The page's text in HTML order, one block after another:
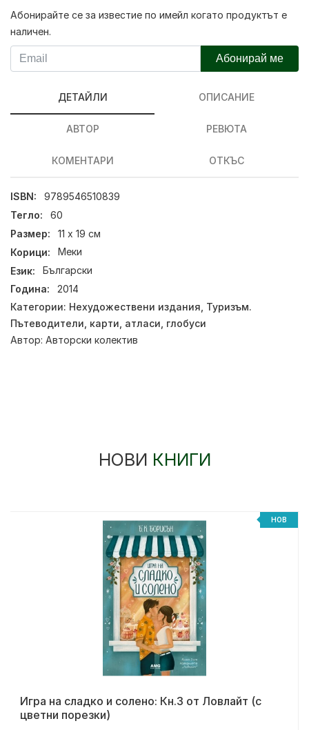
Абонирайте се за известие по имейл когато продуктът е
наличен.
Абонирай ме
ДЕТАЙЛИ ОПИСАНИЕ
АВТОР РЕВЮТА
КОМЕНТАРИ ОТКЪС
ISBN:
9789546510839
Тегло:
60
Размер:
11 х 19 см
Корици:
Меки
Език:
Български
Година:
2014
Категории: Нехудожествени издания Туризъм.
Пътеводители, карти, атласи, глобуси
Автор: Авторски колектив
НОВИ КНИГИ
НОВ
Игра на сладко и солено: Кн.3 от Ловлайт (с
цветни порезки)